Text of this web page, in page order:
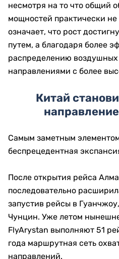
несмотря на то что общий
мощностей практически
означает, что рост
путем, а благодаря более
распределению
направлениями с более
Китай
Самым заметным
беспрецедентная
После открытия рейса
последовательно
запустив рейсы в
Чунцин. Уже летом
FlyArystan выполняют 51
года маршрутная сеть
направлений.